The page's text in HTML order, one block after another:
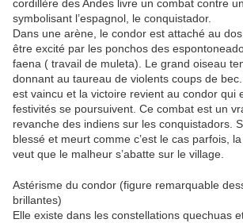
cordillère des Andes livre un combat contre
symbolisant l’espagnol, le conquistador.
Dans une arène, le condor est attaché au
être excité par les ponchos des
faena ( travail de muleta). Le grand oiseau
donnant au taureau de violents coups de
est vaincu et la victoire revient au condor qui
festivités se poursuivent. Ce combat est un
revanche des indiens sur les conquistadors.
blessé et meurt comme c’est le cas parfois,
veut que le malheur s’abatte sur le village.
Astérisme du condor (figure remarquable
brillantes)
Elle existe dans les constellations quechuas